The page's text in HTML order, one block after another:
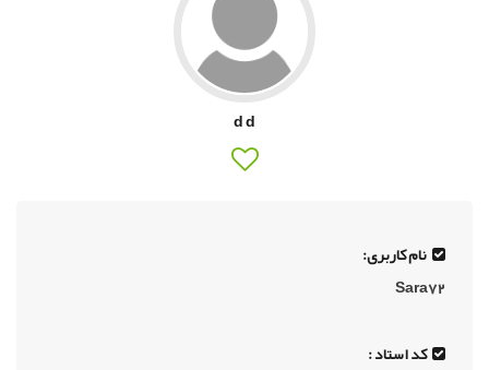
d d
نام کاربری:
Sara72
کد استاد :